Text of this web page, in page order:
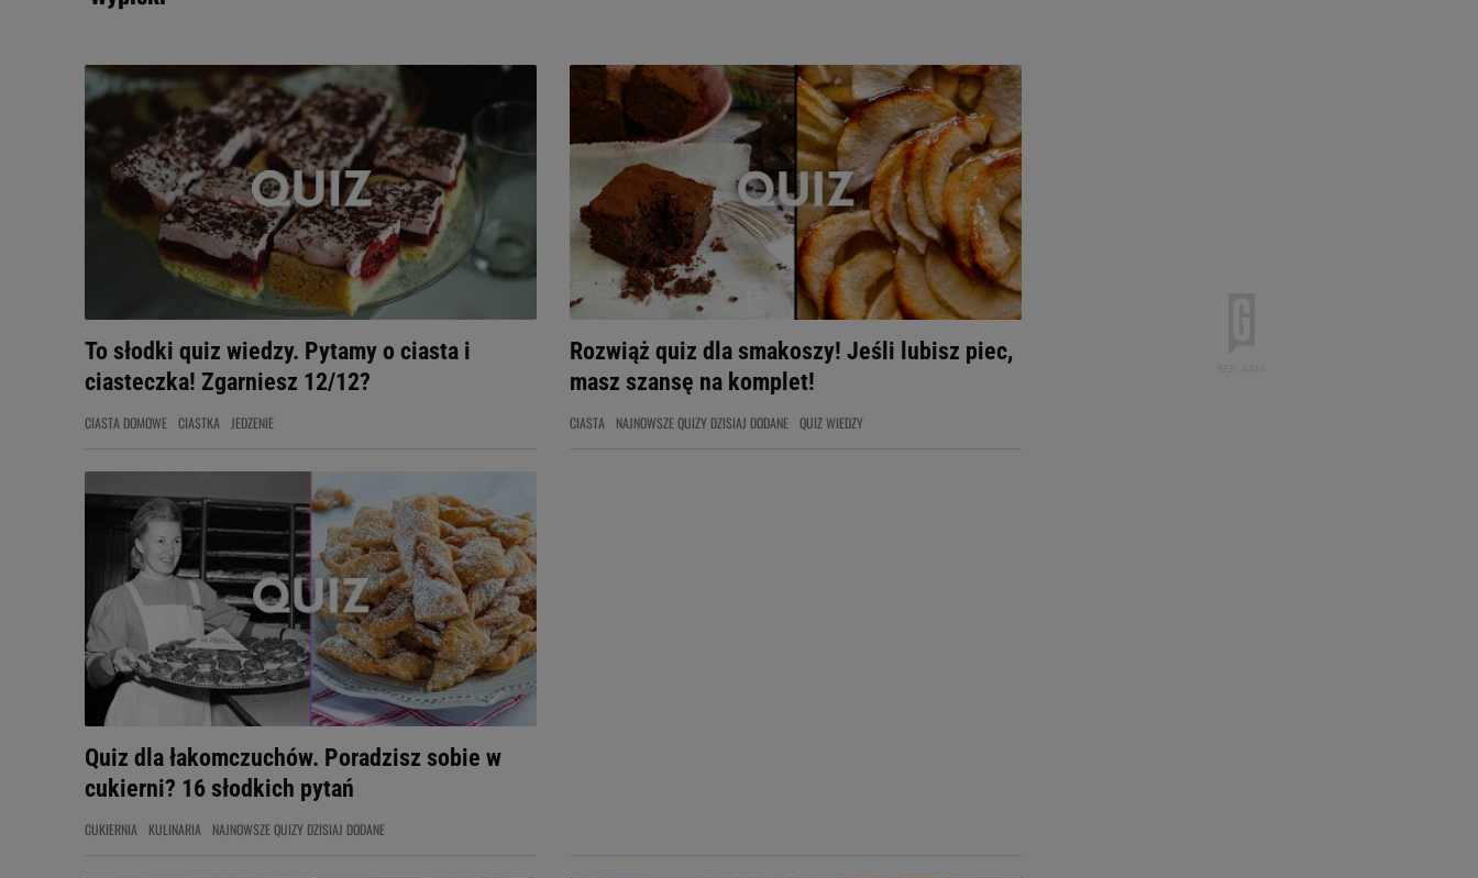
To słodki quiz wiedzy. Pytamy o ciasta i
ciasteczka! Zgarniesz 12/12?
CIASTA DOMOWE CIASTKA JEDZENIE
Rozwiąż quiz dla smakoszy! Jeśli lubisz piec,
masz szansę na komplet!
CIASTA NAJNOWSZE QUIZY DZISIAJ DODANE QUIZ WIEDZY
Quiz dla łakomczuchów. Poradzisz sobie w
cukierni? 16 słodkich pytań
CUKIERNIA KULINARIA NAJNOWSZE QUIZY DZISIAJ DODANE
My, nasi Zaufani Partnerzy i Agora S.A. możemy przetwarzać dane osobowe w następujących celach:
Użycie dokładnych danych geolokalizacyjnych. Aktywne skanowanie charakterystyki urządzenia do celów identyfikacji.
Przechowywanie informacji na urządzeniu lub dostęp do nich. Spersonalizowane reklamy i treści, pomiar reklam i treści,
badnie odbiorców i ulepszanie usług.
Lista Zaufanych Partnerów